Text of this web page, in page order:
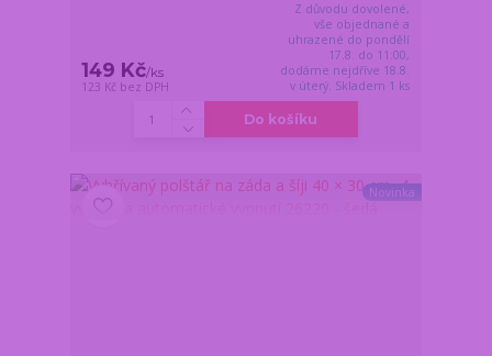
149 Kč/ks
123 Kč bez DPH
Z důvodu dovolené,
vše objednané a
uhrazené do pondělí
17.8. do 11:00,
dodáme nejdříve 18.8.
v úterý. Skladem 1 ks
Do košíku
Novinka